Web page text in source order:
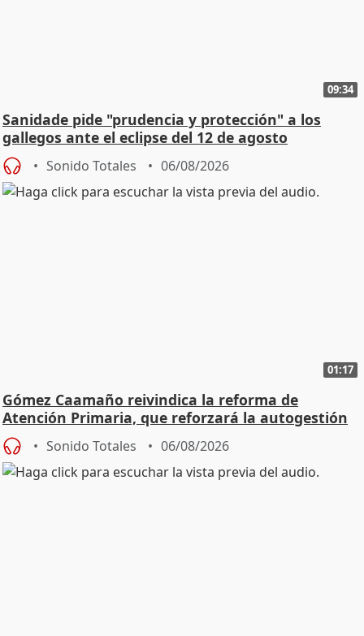
09:34
Sanidade pide "prudencia y protección" a los
gallegos ante el eclipse del 12 de agosto
Sonido Totales 06/08/2026
01:17
Gómez Caamaño reivindica la reforma de
Atención Primaria, que reforzará la autogestión
Sonido Totales 06/08/2026